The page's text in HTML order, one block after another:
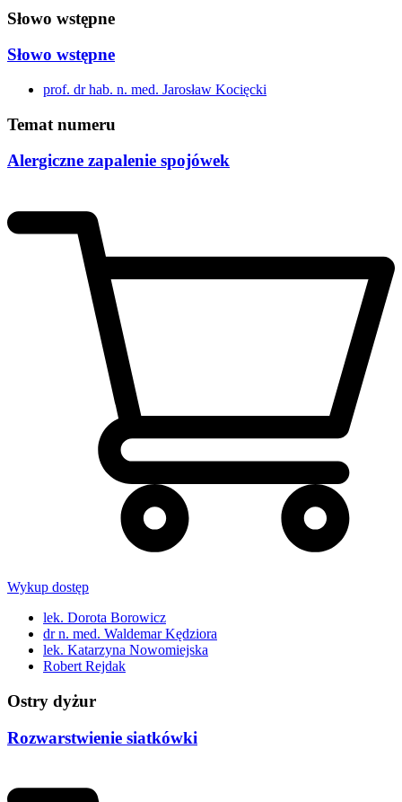
Słowo wstępne
Słowo wstępne
prof. dr hab. n. med. Jarosław Kocięcki
Temat numeru
Alergiczne zapalenie spojówek
Wykup dostęp
lek. Dorota Borowicz
dr n. med. Waldemar Kędziora
lek. Katarzyna Nowomiejska
Robert Rejdak
Ostry dyżur
Rozwarstwienie siatkówki